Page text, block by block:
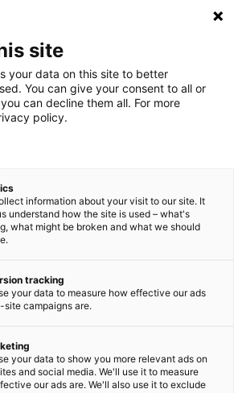
AU :
MENU
hydrogène des
et des acteurs de la
des Pays de la Loire
des acteurs de la recherche des Pays de la
GRDF
site
your data on this site to better
You can give your consent to all or
can decline them all. For more
policy.
information about your visit to our site. It
understand how the site is used – what's
what might be broken and what we should
tracking
your data to measure how effective our ads
site campaigns are.
your data to show you more relevant ads on
and social media. We'll use it to measure
our ads are. We'll also use it to exclude